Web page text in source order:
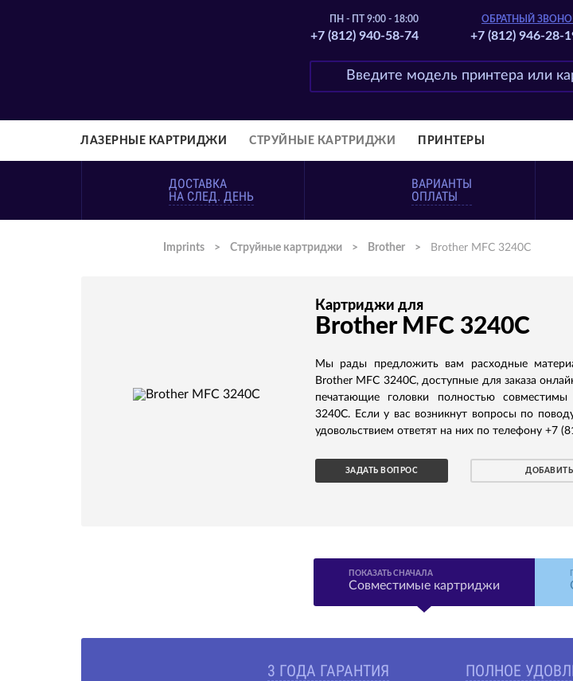
ПН - ПТ 9:00 - 18:00
+7 (812) 940-58-74
ОБРАТНЫЙ
+7 (812) 946-28-
ЛАЗЕРНЫЕ КАРТРИДЖИ СТРУЙНЫЕ КАРТРИДЖИ ПРИНТЕРЫ
ДОСТАВКА
НА СЛЕД. ДЕНЬ
ВАРИАНТЫ
ОПЛАТЫ
Imprints > Струйные картриджи > Brother > Brother MFC 3240C
Картриджи для
Brother MFC 3240C
Мы рады предложить вам расходные
Brother MFC 3240C, доступные для заказа
печатающие головки полностью
3240C. Если у вас возникнут вопросы по
удовольствием ответят на них по телефону +7
ЗАДАТЬ ВОПРОС
ПОКАЗАТЬ СНАЧАЛА
Совместимые картриджи
3 ГОДА ГАРАНТИЯ ПОЛНОЕ